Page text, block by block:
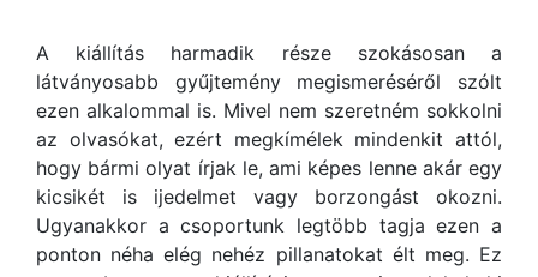
A kiállítás harmadik része szokásosan a
látványosabb gyűjtemény megismeréséről szólt
ezen alkalommal is. Mivel nem szeretném sokkolni
az olvasókat, ezért megkímélek mindenkit attól,
hogy bármi olyat írjak le, ami képes lenne akár egy
kicsikét is ijedelmet vagy borzongást okozni.
Ugyanakkor a csoportunk legtöbb tagja ezen a
ponton néha elég nehéz pillanatokat élt meg. Ez